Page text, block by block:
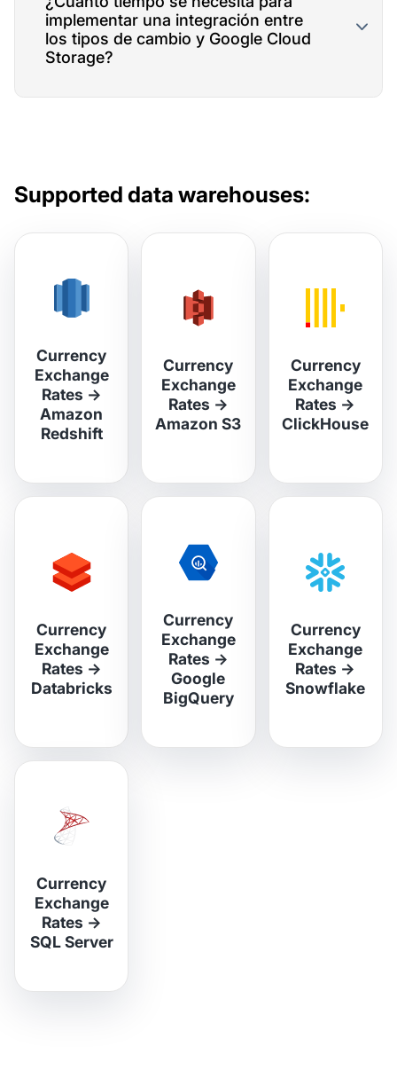
implementar una integración entre
los tipos de cambio y Google Cloud
Storage?
Supported data warehouses:
Currency
Exchange
Rates →
Amazon
Redshift
Currency
Exchange
Rates →
Amazon S3
Currency
Exchange
Rates →
ClickHouse
Currency
Exchange
Rates →
Databricks
Currency
Exchange
Rates →
Google
BigQuery
Currency
Exchange
Rates →
Snowflake
Currency
Exchange
Rates →
SQL Server